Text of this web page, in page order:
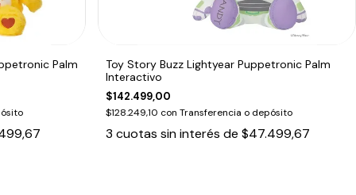
Palm
Toy Story Buzz Lightyear Puppetronic Palm
Interactivo
$142.499,00
$128.249,10 con Transferencia o depósito
3 cuotas sin interés de$47.499,67